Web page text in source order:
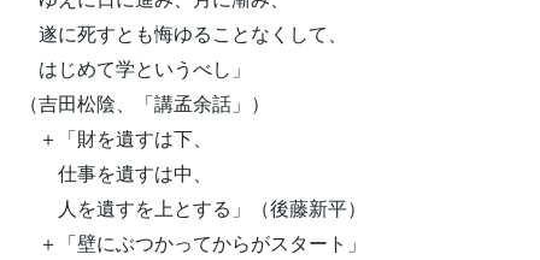
遂に死すとも悔ゆることなくして、
はじめて学というべし」
（吉田松陰、「講孟余話」）
＋「財を遺すは下、
仕事を遺すは中、
人を遺すを上とする」（後藤新平）
＋「壁にぶつかってからがスタート」